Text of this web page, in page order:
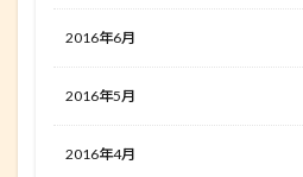
2016年6月
2016年5月
2016年4月